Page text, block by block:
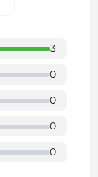
3
0
0
0
0